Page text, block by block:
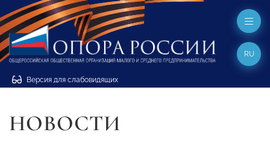
Версия для слабовидящих
RU
НОВОСТИ